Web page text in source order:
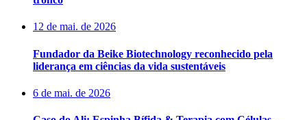
12 de mai. de 2026
Fundador da Beike Biotechnology reconhecido pela
liderança em ciências da vida sustentáveis
6 de mai. de 2026